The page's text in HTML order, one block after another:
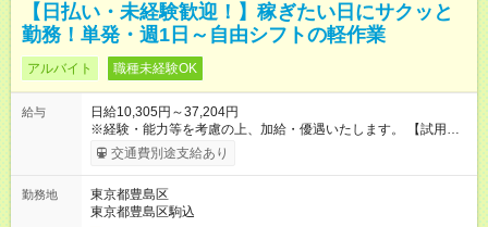
【日払い・未経験歓迎！】稼ぎたい日にサクッと
勤務！単発・週1日～自由シフトの軽作業
アルバイト 職種未経験OK
給与
日給10,305円～37,204円
※経験・能力等を考慮の上、加給・優遇いたします。 【試用期
間】試用期間なし
交通費別途支給あり
勤務地
東京都豊島区
東京都豊島区駒込